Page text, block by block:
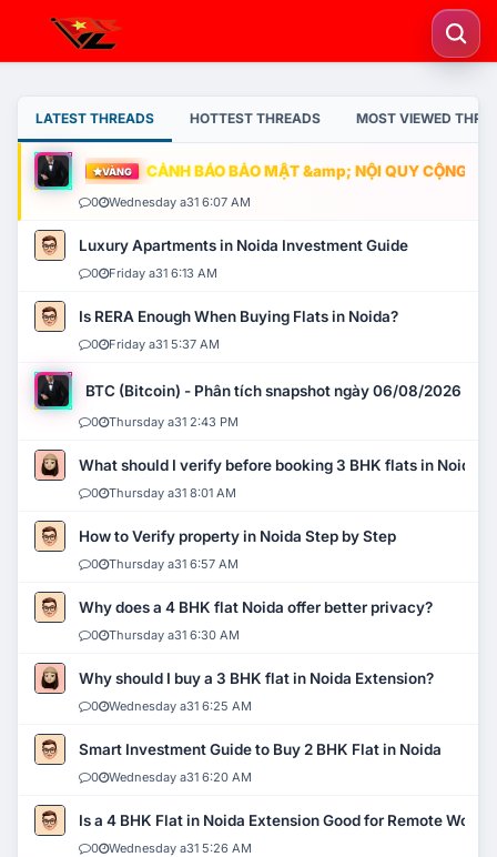
LATEST THREADS HOTTEST THREADS MOST VIEWED
VÀNG CẢNH BÁO BẢO MẬT &amp; NỘI QUY CỘNG
0 Wednesday a31 6:07 AM
Luxury Apartments in Noida Investment Guide
0 Friday a31 6:13 AM
Is RERA Enough When Buying Flats in Noida?
0 Friday a31 5:37 AM
BTC (Bitcoin) - Phân tích snapshot ngày 06/08/2026
0 Thursday a31 2:43 PM
What should I verify before booking 3 BHK flats in Noida?
0 Thursday a31 8:01 AM
How to Verify property in Noida Step by Step
0 Thursday a31 6:57 AM
Why does a 4 BHK flat Noida offer better privacy?
0 Thursday a31 6:30 AM
Why should I buy a 3 BHK flat in Noida Extension?
0 Wednesday a31 6:25 AM
Smart Investment Guide to Buy 2 BHK Flat in Noida
0 Wednesday a31 6:20 AM
Is a 4 BHK Flat in Noida Extension Good for Remote Work?
0 Wednesday a31 5:26 AM